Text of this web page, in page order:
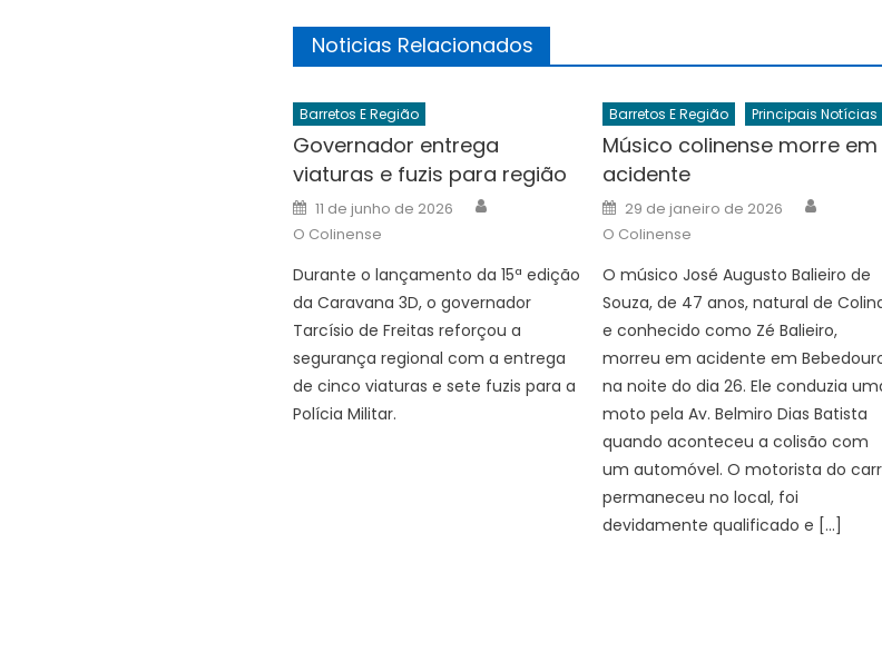
Noticias Relacionados
Barretos E Região
Governador entrega
viaturas e fuzis para região
Posted
on
11 de junho de 2026
O Colinense
Durante o lançamento da 15ª edição
da Caravana 3D, o governador
Tarcísio de Freitas reforçou a
segurança regional com a entrega
de cinco viaturas e sete fuzis para a
Polícia Militar.
Barretos E Região Principais Notícias
Músico colinense morre em
acidente
Posted
on
29 de janeiro de 2026
O Colinense
O músico José Augusto Balieiro de
Souza, de 47 anos, natural de
e conhecido como Zé Balieiro,
morreu em acidente em
na noite do dia 26. Ele conduzia
moto pela Av. Belmiro Dias Batista
quando aconteceu a colisão com
um automóvel. O motorista do
permaneceu no local, foi
devidamente qualificado e […]